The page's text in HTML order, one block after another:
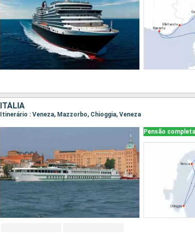
ITÁLIA
Itinerário : Veneza, Mazzorbo, Chioggia, Veneza
Pensão completa